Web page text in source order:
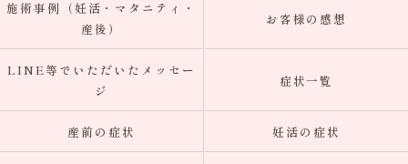
施術事例（妊活・マタニティ・
産後）
お客様の感想
LINE等でいただいたメッセー
ジ
症状一覧
産前の症状 妊活の症状